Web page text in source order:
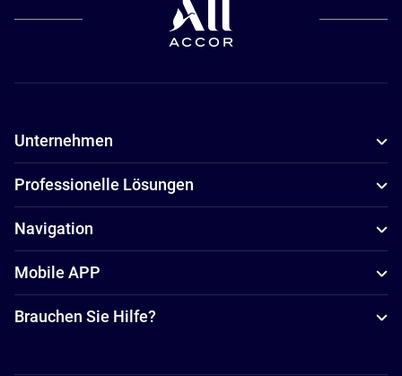
Unternehmen
Professionelle Lösungen
Navigation
Mobile APP
Brauchen Sie Hilfe?